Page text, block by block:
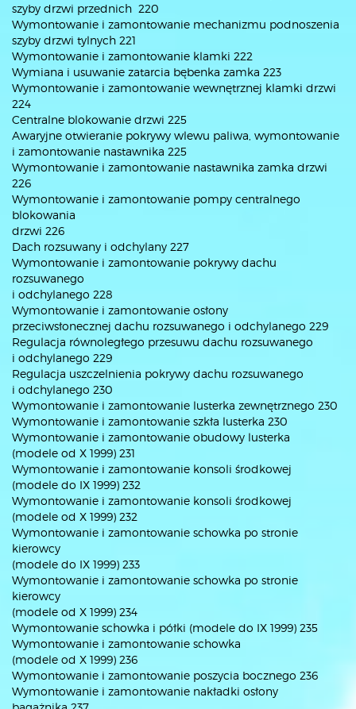
szyby drzwi przednich 220
Wymontowanie i zamontowanie mechanizmu podnoszenia
szyby drzwi tylnych 221
Wymontowanie i zamontowanie klamki 222
Wymiana i usuwanie zatarcia bębenka zamka 223
Wymontowanie i zamontowanie wewnętrznej klamki drzwi
224
Centralne blokowanie drzwi 225
Awaryjne otwieranie pokrywy wlewu paliwa, wymontowanie
i zamontowanie nastawnika 225
Wymontowanie i zamontowanie nastawnika zamka drzwi
226
Wymontowanie i zamontowanie pompy centralnego
blokowania
drzwi 226
Dach rozsuwany i odchylany 227
Wymontowanie i zamontowanie pokrywy dachu
rozsuwanego
i odchylanego 228
Wymontowanie i zamontowanie osłony
przeciwsłonecznej dachu rozsuwanego i odchylanego 229
Regulacja równoległego przesuwu dachu rozsuwanego
i odchylanego 229
Regulacja uszczelnienia pokrywy dachu rozsuwanego
i odchylanego 230
Wymontowanie i zamontowanie lusterka zewnętrznego 230
Wymontowanie i zamontowanie szkła lusterka 230
Wymontowanie i zamontowanie obudowy lusterka
(modele od X 1999) 231
Wymontowanie i zamontowanie konsoli środkowej
(modele do IX 1999) 232
Wymontowanie i zamontowanie konsoli środkowej
(modele od X 1999) 232
Wymontowanie i zamontowanie schowka po stronie
kierowcy
(modele do IX 1999) 233
Wymontowanie i zamontowanie schowka po stronie
kierowcy
(modele od X 1999) 234
Wymontowanie schowka i półki (modele do IX 1999) 235
Wymontowanie i zamontowanie schowka
(modele od X 1999) 236
Wymontowanie i zamontowanie poszycia bocznego 236
Wymontowanie i zamontowanie nakładki osłony